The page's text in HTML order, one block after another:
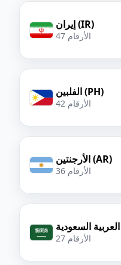
إيران (IR)
47 الأرقام
الفلبين (PH)
42 الأرقام
الأرجنتين (AR)
36 الأرقام
27 الأرقام